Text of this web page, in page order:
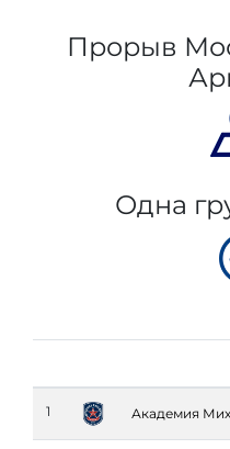
Прорыв
Одна
1 Академия